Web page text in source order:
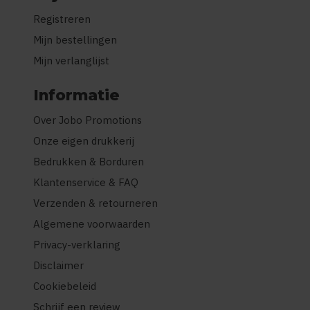
Registreren
Mijn bestellingen
Mijn verlanglijst
Informatie
Over Jobo Promotions
Onze eigen drukkerij
Bedrukken & Borduren
Klantenservice & FAQ
Verzenden & retourneren
Algemene voorwaarden
Privacy-verklaring
Disclaimer
Cookiebeleid
Schrijf een review